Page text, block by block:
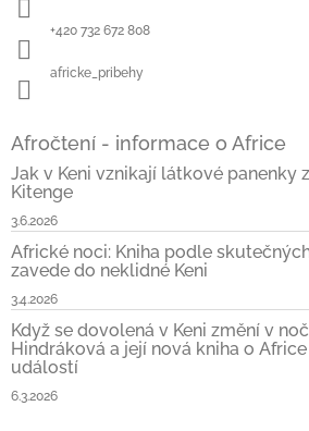
+420 732 672 808
africke_pribehy
Afročtení - informace o Africe
Jak v Keni vznikají látkové panenky
Kitenge
3.6.2026
Africké noci: Kniha podle
zavede do neklidné Keni
3.4.2026
Když se dovolená v Keni změní v
Hindráková a její nová kniha o
událostí
6.3.2026